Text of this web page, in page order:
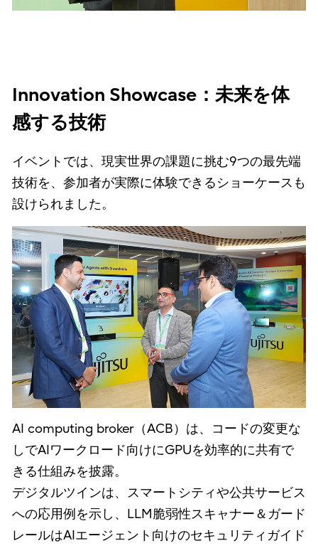
Innovation Showcase：未来を体
感する技術
イベントでは、現実世界の課題に挑む9つの最先端
技術を、参加者が実際に体験できるショーケースも
設けられました。
AI computing broker（ACB）は、コードの変更な
しでAIワークロード向けにGPUを効率的に共有で
きる仕組みを披露。
デジタルツインは、スマートシティや公共サービス
への応用例を示し、LLM脆弱性スキャナー＆ガード
レールはAIエージェント向けのセキュリティガイド